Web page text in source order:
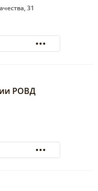
31
74
РОВД
79